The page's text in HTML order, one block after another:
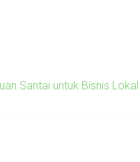
Santai untuk Bisnis Lokal